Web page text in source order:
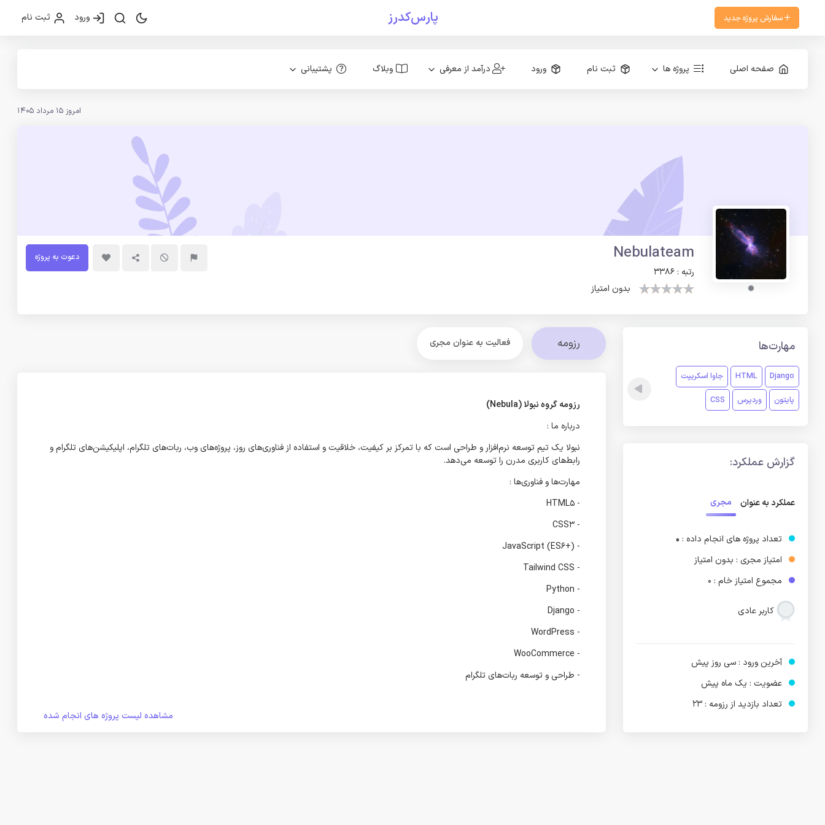
پارس‌کدرز سفارش پروژه جدید ورود ثبت نام
صفحه اصلی پروژه ها ثبت نام ورود درآمد از معرفی وبلاگ پشتیبانی
امروز 15 مرداد 1405
Nebulateam
رتبه : 3386
بدون امتیاز
دعوت به پروژه
مهارت‌ها
Django
HTML جاوا اسکریپت
پایتون وردپرس CSS
گزارش عملکرد:
عملکرد به عنوان مجری
تعداد پروژه های انجام داده : 0
امتیاز مجری : بدون امتیاز
مجموع امتیاز خام : 0
کاربر عادی
آخرین ورود : سی روز پیش
عضویت : یک ماه پیش
تعداد بازدید از رزومه : 23
رزومه فعالیت به عنوان مجری
رزومه گروه نبولا (Nebula)
درباره ما :
نبولا یک تیم توسعه نرم‌افزار و طراحی است که با تمرکز بر کیفیت، خلاقیت و استفاده از فناوری‌های روز، پروژه‌های وب، ربات‌های تلگرام، اپلیکیشن‌های تلگرام و
رابط‌های کاربری مدرن را توسعه می‌دهد.
مهارت‌ها و فناوری‌ها :
- HTML5
- CSS3
- JavaScript (ES6+)
- Tailwind CSS
- Python
- Django
- WordPress
- WooCommerce
- طراحی و توسعه ربات‌های تلگرام
مشاهده لیست پروژه های انجام شده